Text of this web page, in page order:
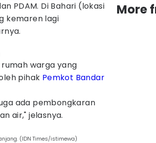
PDAM. Di Bahari (lokasi
kemaren lagi
warga yang
pihak Pemkot Bandar
ada pembongkaran
air," jelasnya.
(IDN Times/istimewa)
More